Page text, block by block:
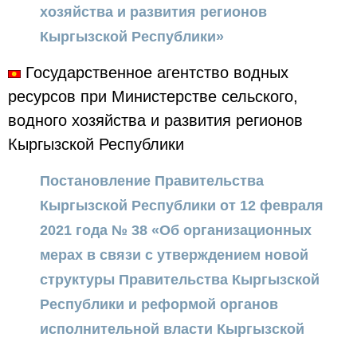
хозяйства и развития регионов
Кыргызской Республики»
Государственное агентство водных
ресурсов при Министерстве сельского,
водного хозяйства и развития регионов
Кыргызской Республики
Постановление Правительства
Кыргызской Республики от 12 февраля
2021 года № 38 «Об организационных
мерах в связи с утверждением новой
структуры Правительства Кыргызской
Республики и реформой органов
исполнительной власти Кыргызской